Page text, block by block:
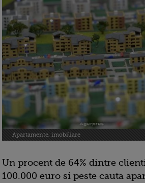
Apartamente, imobiliare
Un procent de 64% dintre
100.000 euro si peste cauta